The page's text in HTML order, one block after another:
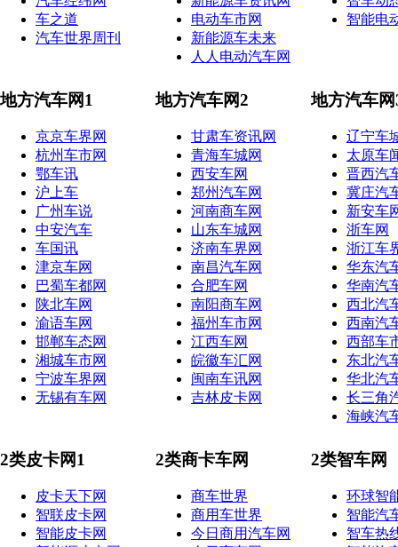
车之道
汽车世界周刊
电动车市网
新能源车未来
人人电动汽车网
智能电
地方汽车网1
京京车界网
杭州车市网
鄂车讯
沪上车
广州车说
中安汽车
车国讯
津京车网
巴蜀车都网
陕北车网
渝语车网
邯郸车态网
湘城车市网
宁波车界网
无锡有车网
地方汽车网2
甘肃车资讯网
青海车城网
西安车网
郑州汽车网
河南商车网
山东车城网
济南车界网
南昌汽车网
合肥车网
南阳商车网
福州车市网
江西车网
皖徽车汇网
闽南车讯网
吉林皮卡网
地方汽车网
辽宁车
太原车
晋西汽
冀庄汽
新安车
浙车网
浙江车
华东汽
华南汽
西北汽
西南汽
西部车
东北汽
华北汽
长三角
海峡汽
2类皮卡网1
皮卡天下网
智联皮卡网
智能皮卡网
2类商卡车网
商车世界
商用车世界
今日商用汽车网
2类智车网
环球智
智能汽
智车热